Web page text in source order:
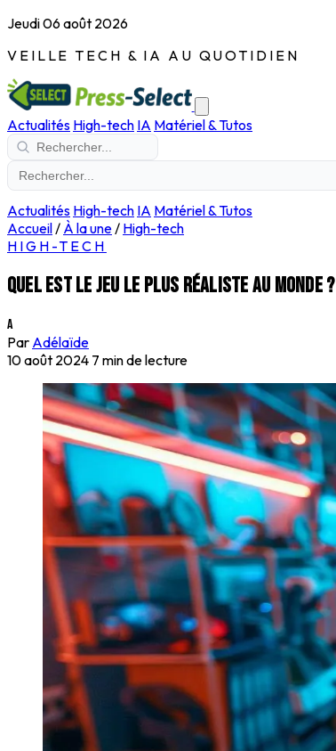
Jeudi 06 août 2026
VEILLE TECH & IA AU QUOTIDIEN
Actualités High-tech IA Matériel & Tutos
Actualités High-tech IA Matériel & Tutos
Accueil/ À la une/ High-tech
HIGH-TECH
Quel est le jeu le plus réaliste au monde ?
A
Par Adélaïde
10 août 2024 7 min de lecture